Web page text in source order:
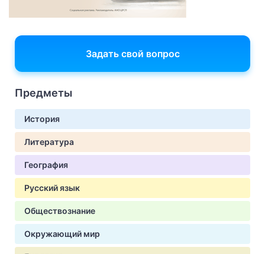
Задать свой вопрос
Предметы
История
Литература
География
Русский язык
Обществознание
Окружающий мир